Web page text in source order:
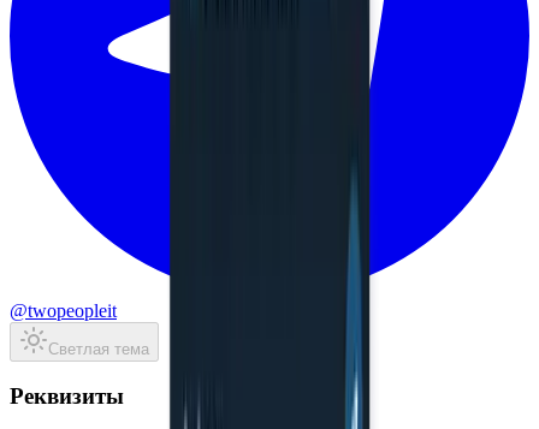
@twopeopleit
Светлая тема
Реквизиты